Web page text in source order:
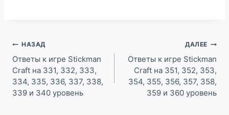
Навигация
по
записям
НАЗАД
Ответы к игре Stickman
Craft на 331, 332, 333,
334, 335, 336, 337, 338,
339 и 340 уровень
ДАЛЕЕ
Ответы к игре Stickman
Craft на 351, 352, 353,
354, 355, 356, 357, 358,
359 и 360 уровень